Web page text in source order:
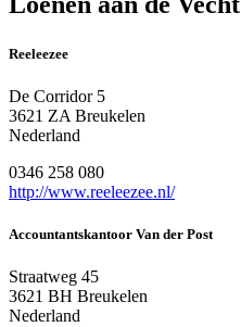
Reeleezee
De Corridor 5
3621 ZA Breukelen
Nederland
0346 258 080
http://www.reeleezee.nl/
Accountantskantoor Van der Post
Straatweg 45
3621 BH Breukelen
Nederland